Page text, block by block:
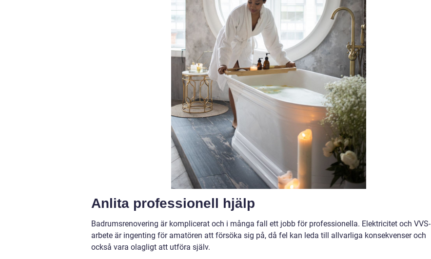
Anlita professionell hjälp
Badrumsrenovering är komplicerat och i många fall ett jobb för professionella. Elektricitet och VVS-
arbete är ingenting för amatören att försöka sig på, då fel kan leda till allvarliga konsekvenser och
också vara olagligt att utföra själv.